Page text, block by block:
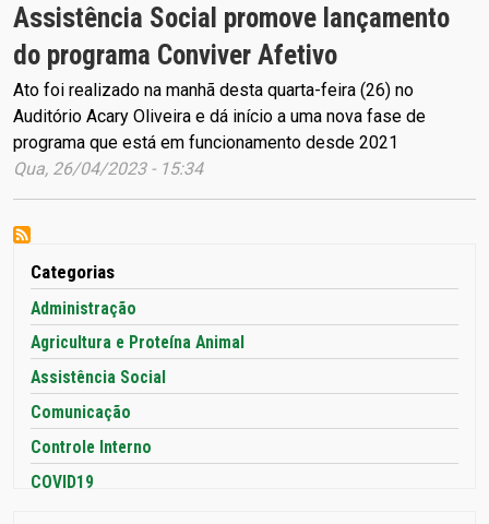
Assistência Social promove lançamento
do programa Conviver Afetivo
Ato foi realizado na manhã desta quarta-feira (26) no
Auditório Acary Oliveira e dá início a uma nova fase de
programa que está em funcionamento desde 2021
Qua, 26/04/2023 - 15:34
Categorias
Administração
Agricultura e Proteína Animal
Assistência Social
Comunicação
Controle Interno
COVID19